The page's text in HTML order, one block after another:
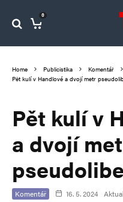
0
Home Publicistika
Komentář
Pět kulí v Handlové a dvojí metr
Pět kulí v
a dvojí
Komentář 16. 5. 2024